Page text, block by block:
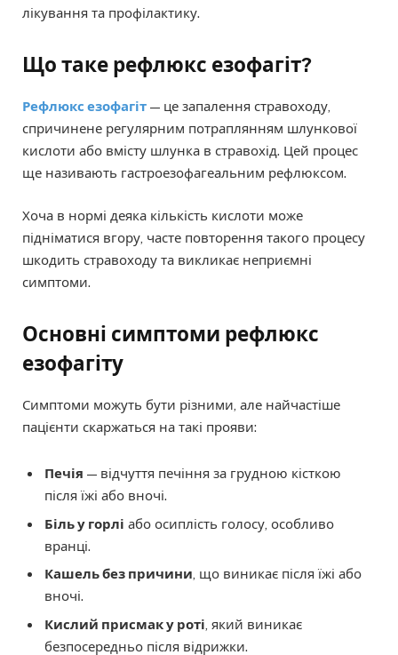
лікування та профілактику.
Що таке рефлюкс езофагіт?
Рефлюкс езофагіт — це запалення стравоходу,
спричинене регулярним потраплянням шлункової
кислоти або вмісту шлунка в стравохід. Цей процес
ще називають гастроезофагеальним рефлюксом.
Хоча в нормі деяка кількість кислоти може
підніматися вгору, часте повторення такого процесу
шкодить стравоходу та викликає неприємні
симптоми.
Основні симптоми рефлюкс
езофагіту
Симптоми можуть бути різними, але найчастіше
пацієнти скаржаться на такі прояви:
Печія — відчуття печіння за грудною кісткою
після їжі або вночі.
Біль у горлі або осиплість голосу, особливо
вранці.
Кашель без причини , що виникає після їжі або
вночі.
Кислий присмак у роті , який виникає
безпосередньо після відрижки.